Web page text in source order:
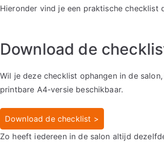
Hieronder vind je een praktische checklist
Download de
Wil je deze checklist ophangen in de
printbare A4-versie beschikbaar.
Download de checklist >
Zo heeft iedereen in de salon altijd